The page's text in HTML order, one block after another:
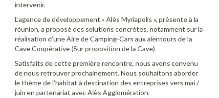
intervenir.
L’agence de développement « Alès Myriapolis », présente à la
réunion, a proposé des solutions concrètes, notamment sur la
réalisation d’une Aire de Camping-Cars aux alentours de la
Cave Coopérative (Sur proposition de la Cave)
Satisfaits de cette première rencontre, nous avons convenu
de nous retrouver prochainement. Nous souhaitons aborder
le thème de l’habitat à destination des entreprises vers mai /
juin en partenariat avec Alès Agglomération.